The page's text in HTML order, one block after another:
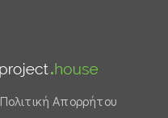
Πολιτική Απορρήτου